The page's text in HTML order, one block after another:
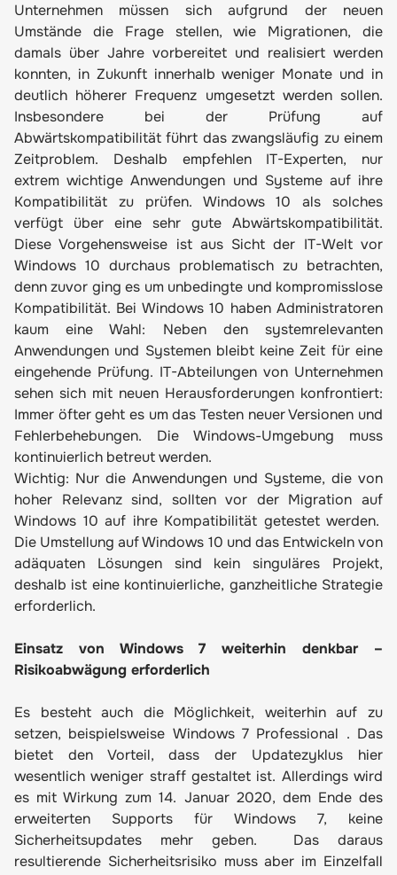
Unternehmen müssen sich aufgrund der neuen
Umstände die Frage stellen, wie Migrationen, die
damals über Jahre vorbereitet und realisiert werden
konnten, in Zukunft innerhalb weniger Monate und in
deutlich höherer Frequenz umgesetzt werden sollen.
Insbesondere bei der Prüfung auf
Abwärtskompatibilität führt das zwangsläufig zu einem
Zeitproblem. Deshalb empfehlen IT-Experten, nur
extrem wichtige Anwendungen und Systeme auf ihre
Kompatibilität zu prüfen. Windows 10 als solches
verfügt über eine sehr gute Abwärtskompatibilität.
Diese Vorgehensweise ist aus Sicht der IT-Welt vor
Windows 10 durchaus problematisch zu betrachten,
denn zuvor ging es um unbedingte und kompromisslose
Kompatibilität. Bei Windows 10 haben Administratoren
kaum eine Wahl: Neben den systemrelevanten
Anwendungen und Systemen bleibt keine Zeit für eine
eingehende Prüfung. IT-Abteilungen von Unternehmen
sehen sich mit neuen Herausforderungen konfrontiert:
Immer öfter geht es um das Testen neuer Versionen und
Fehlerbehebungen. Die Windows-Umgebung muss
kontinuierlich betreut werden.
Wichtig: Nur die Anwendungen und Systeme, die von
hoher Relevanz sind, sollten vor der Migration auf
Windows 10 auf ihre Kompatibilität getestet werden.
Die Umstellung auf Windows 10 und das Entwickeln von
adäquaten Lösungen sind kein singuläres Projekt,
deshalb ist eine kontinuierliche, ganzheitliche Strategie
erforderlich.
Einsatz von Windows 7 weiterhin denkbar –
Risikoabwägung erforderlich
Es besteht auch die Möglichkeit, weiterhin auf zu
setzen, beispielsweise Windows 7 Professional . Das
bietet den Vorteil, dass der Updatezyklus hier
wesentlich weniger straff gestaltet ist. Allerdings wird
es mit Wirkung zum 14. Januar 2020, dem Ende des
erweiterten Supports für Windows 7, keine
Sicherheitsupdates mehr geben. Das daraus
resultierende Sicherheitsrisiko muss aber im Einzelfall